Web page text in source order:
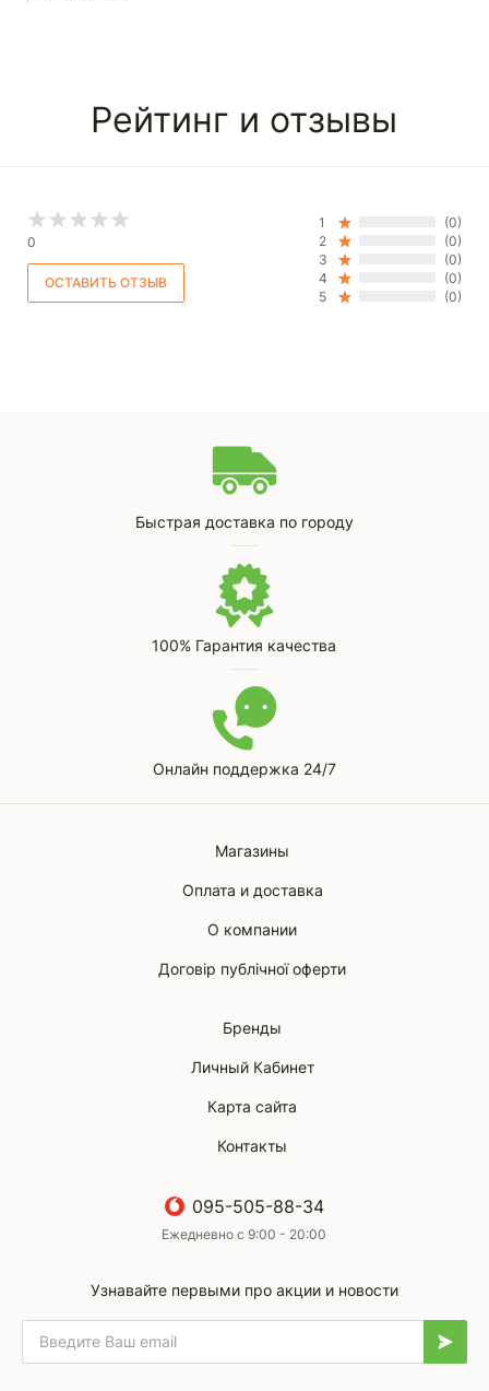
Рейтинг и отзывы
0
1
(0)
2
(0)
3
(0)
4
(0)
5
(0)
Быстрая доставка по городу
100% Гарантия качества
Онлайн поддержка 24/7
Магазины
Оплата и доставка
О компании
Договір публічної оферти
Бренды
Личный Кабинет
Карта сайта
Контакты
095-505-88-34
Ежедневно с 9:00 - 20:00
Узнавайте первыми про акции и новости